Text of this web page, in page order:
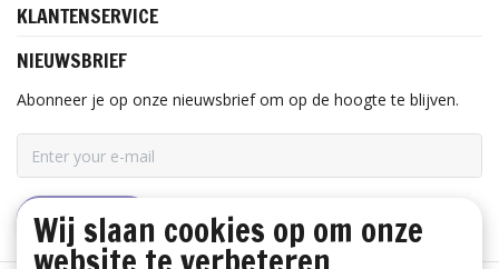
KLANTENSERVICE
NIEUWSBRIEF
Abonneer je op onze nieuwsbrief om op de hoogte te blijven.
ABONNEER
Wij slaan cookies op om onze